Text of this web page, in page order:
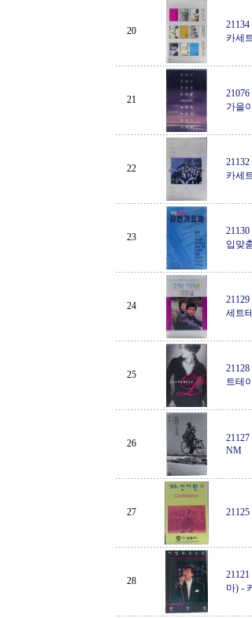
20
카세
21
가을
22
카세
23
입맞
24
세트
25
트테
26
NM
27
28
마) -